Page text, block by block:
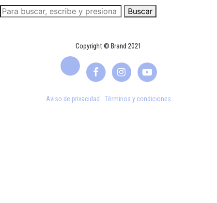
Buscar
Copyright © Brand 2021
Aviso de privacidad Términos y condiciones